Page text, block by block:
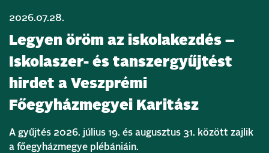
2026.07.28.
Legyen öröm az iskolakezdés –
Iskolaszer- és tanszergyűjtést
hirdet a Veszprémi
Főegyházmegyei Karitász
A gyűjtés 2026. július 19. és augusztus 31. között zajlik
a főegyházmegye plébániáin.